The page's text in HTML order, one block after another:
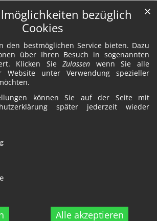
bezüglich
Cookies
den bestmöglichen Service bieten. Dazu
über Ihren Besuch in sogenannten
Klicken SieZulassen wenn Sie alle
Website unter Verwendung spezieller
können Sie auf der Seite mit
später jederzeit wieder
Alle akzeptieren
✕